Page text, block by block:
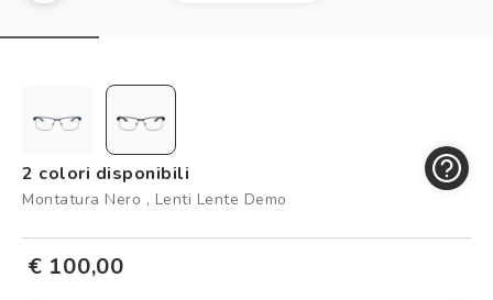
Controllo visivo
Logout
2 colori disponibili
Montatura Nero , Lenti Lente Demo
€ 100,00